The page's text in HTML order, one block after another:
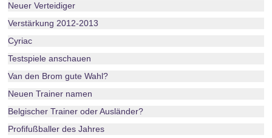
Neuer Verteidiger
Verstärkung 2012-2013
Cyriac
Testspiele anschauen
Van den Brom gute Wahl?
Neuen Trainer namen
Belgischer Trainer oder Ausländer?
Profifußballer des Jahres